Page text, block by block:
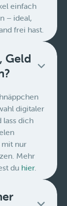
einfach
– ideal,
frei hast.
Geld
digitaler
lass dich
mit nur
Mehr
du hier.